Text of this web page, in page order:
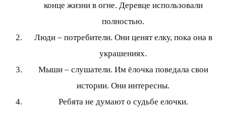
конце жизни в огне. Деревце использовали
полностью.
Люди – потребители. Они ценят елку, пока она в
украшениях.
Мыши – слушатели. Им ёлочка поведала свои
истории. Они интересны.
Ребята не думают о судьбе елочки.